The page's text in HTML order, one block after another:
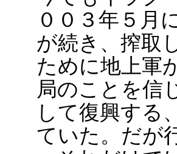
００３年５月
が続き、搾取
ために地上軍
局のことを信
して復興する
ていた。だが